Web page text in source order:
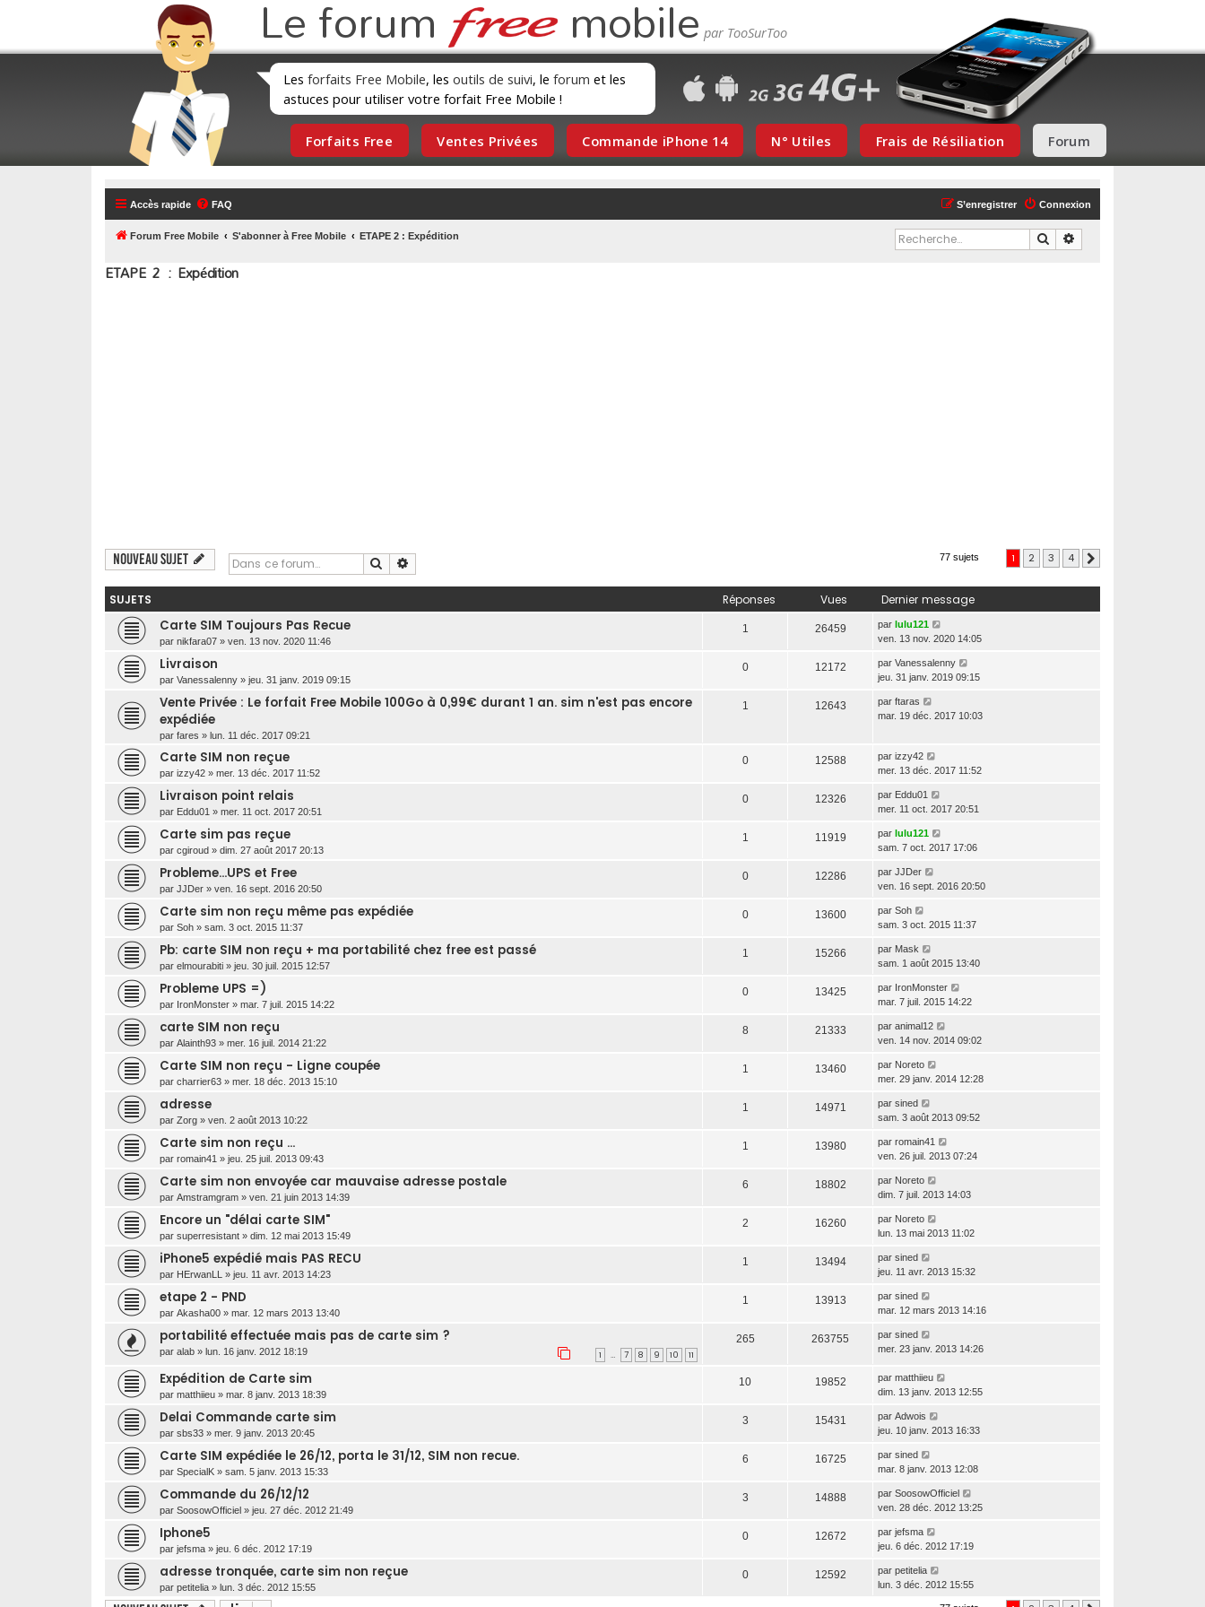
Le forum mobile
Les forfaits Free Mobile, les outils de suivi, le forum et les
astuces pour utiliser votre forfait Free Mobile !
Forfaits Free Ventes Privées Commande iPhone 14 N° Utiles Frais de Résiliation Forum
Accès rapide FAQ Connexion
S’enregistrer
Forum Free Mobile S'abonner à Free Mobile ETAPE 2 : Expédition Rechercher
ETAPE 2 : Expédition
Nouveau sujet Rechercher 77 sujets 1 2 3 4
SUJETS Réponses Vues Dernier message
Carte SIM Toujours Pas Recue
par nikfara07 » ven. 13 nov. 2020 11:46
1 26459 par lulu121
ven. 13 nov. 2020 14:05
Livraison
par Vanessalenny » jeu. 31 janv. 2019 09:15
0 12172 par Vanessalenny
jeu. 31 janv. 2019 09:15
Vente Privée : Le forfait Free Mobile 100Go à 0,99€ durant 1 an. sim n'est pas encore
expédiée
par fares » lun. 11 déc. 2017 09:21
1 12643 par ftaras
mar. 19 déc. 2017 10:03
Carte SIM non reçue
par izzy42 » mer. 13 déc. 2017 11:52
0 12588 par izzy42
mer. 13 déc. 2017 11:52
Livraison point relais
par Eddu01 » mer. 11 oct. 2017 20:51
0 12326 par Eddu01
mer. 11 oct. 2017 20:51
Carte sim pas reçue
par cgiroud » dim. 27 août 2017 20:13
1 11919 par lulu121
sam. 7 oct. 2017 17:06
Probleme...UPS et Free
par JJDer » ven. 16 sept. 2016 20:50
0 12286 par JJDer
ven. 16 sept. 2016 20:50
Carte sim non reçu même pas expédiée
par Soh » sam. 3 oct. 2015 11:37
0 13600 par Soh
sam. 3 oct. 2015 11:37
Pb: carte SIM non reçu + ma portabilité chez free est passé
par elmourabiti » jeu. 30 juil. 2015 12:57
1 15266 par Mask
sam. 1 août 2015 13:40
Probleme UPS =)
par IronMonster » mar. 7 juil. 2015 14:22
0 13425 par IronMonster
mar. 7 juil. 2015 14:22
carte SIM non reçu
par Alainth93 » mer. 16 juil. 2014 21:22
8 21333 par animal12
ven. 14 nov. 2014 09:02
Carte SIM non reçu - Ligne coupée
par charrier63 » mer. 18 déc. 2013 15:10
1 13460 par Noreto
mer. 29 janv. 2014 12:28
adresse
par Zorg » ven. 2 août 2013 10:22
1 14971 par sined
sam. 3 août 2013 09:52
Carte sim non reçu ...
par romain41 » jeu. 25 juil. 2013 09:43
1 13980 par romain41
ven. 26 juil. 2013 07:24
Carte sim non envoyée car mauvaise adresse postale
par Amstramgram » ven. 21 juin 2013 14:39
6 18802 par Noreto
dim. 7 juil. 2013 14:03
Encore un "délai carte SIM"
par superresistant » dim. 12 mai 2013 15:49
2 16260 par Noreto
lun. 13 mai 2013 11:02
iPhone5 expédié mais PAS RECU
par HErwanLL » jeu. 11 avr. 2013 14:23
1 13494 par sined
jeu. 11 avr. 2013 15:32
etape 2 - PND
par Akasha00 » mar. 12 mars 2013 13:40
1 13913 par sined
mar. 12 mars 2013 14:16
portabilité effectuée mais pas de carte sim ?
par alab » lun. 16 janv. 2012 18:19 1 … 7 8 9 10 11
265 263755 par sined
mer. 23 janv. 2013 14:26
Expédition de Carte sim
par matthiieu » mar. 8 janv. 2013 18:39
10 19852 par matthiieu
dim. 13 janv. 2013 12:55
Delai Commande carte sim
par sbs33 » mer. 9 janv. 2013 20:45
3 15431 par Adwois
jeu. 10 janv. 2013 16:33
Carte SIM expédiée le 26/12, porta le 31/12, SIM non recue.
par SpecialK » sam. 5 janv. 2013 15:33
6 16725 par sined
mar. 8 janv. 2013 12:08
Commande du 26/12/12
par SoosowOfficiel » jeu. 27 déc. 2012 21:49
3 14888 par SoosowOfficiel
ven. 28 déc. 2012 13:25
Iphone5
par jefsma » jeu. 6 déc. 2012 17:19
0 12672 par jefsma
jeu. 6 déc. 2012 17:19
adresse tronquée, carte sim non reçue
par petitelia » lun. 3 déc. 2012 15:55
0 12592 par petitelia
lun. 3 déc. 2012 15:55